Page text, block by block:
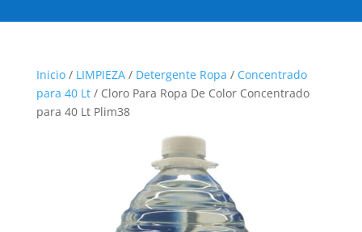
Inicio/ LIMPIEZA/ Detergente Ropa / Concentrado
para 40 Lt/ Cloro Para Ropa De Color Concentrado
para 40 Lt Plim38